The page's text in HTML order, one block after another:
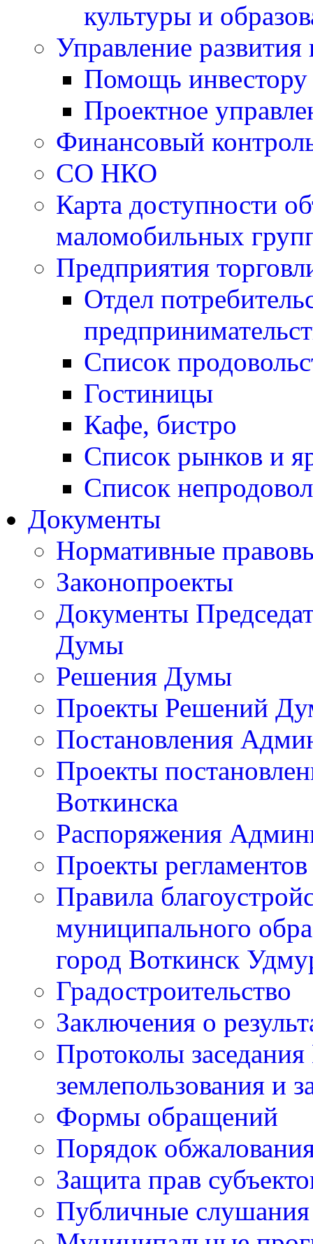
культуры и
Управление развития
Помощь инвестору
Проектное
Финансовый
СО НКО
Карта доступности
маломобильных
Предприятия
Отдел
Список
Гостиницы
Кафе, бистро
Cписок рынков и
Список
Документы
Нормативные
Законопроекты
Документы
Думы
Решения Думы
Проекты Решений
Постановления
Проекты
Воткинска
Распоряжения
Проекты
Правила
муниципального
город Воткинск
Градостроительство
Заключения о
Протоколы
землепользования и
Формы обращений
Порядок
Защита прав
Публичные